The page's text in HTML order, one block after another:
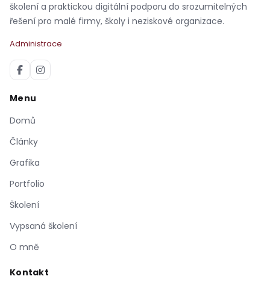
školení a praktickou digitální podporu do srozumitelných
řešení pro malé firmy, školy i neziskové organizace.
Administrace
Menu
Domů
Články
Grafika
Portfolio
Školení
Vypsaná školení
O mně
Kontakt